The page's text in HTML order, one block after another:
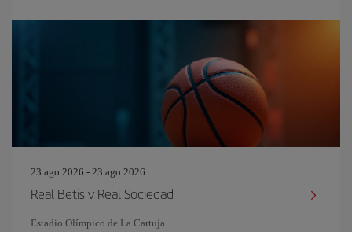
23 ago 2026 - 23 ago 2026
Real Betis v Real Sociedad
Estadio Olímpico de La Cartuja